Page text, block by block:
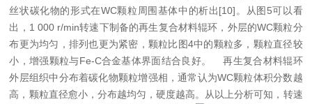
丝状碳化物的形式在WC颗粒周围基体中的析出[10]。从图5可以看
出，1 000 r/min转速下制备的再生复合材料辊环，外层的WC颗粒分
布更为均匀，排列也更为紧密，颗粒比图4中的颗粒多，颗粒直径较
小，增强颗粒与Fe-C合金基体界面结合良好。
再生复合材料辊环
外层组织中分布着碳化物颗粒增强相，通常认为WC颗粒体积分数越
高，颗粒直径愈小，分布越均匀，硬度越高。从以上分析可知，转速